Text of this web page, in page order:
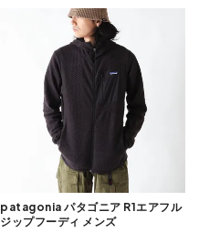
patagonia パタゴニア R1エアフル
ジップフーディ メンズ